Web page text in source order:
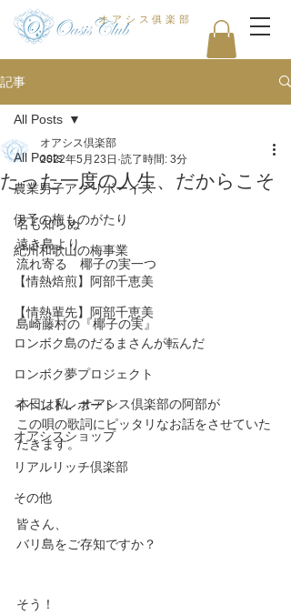
オアシス俱楽部
記事
All Posts
農業男子アグリボーイズ
伊予の梅ものがたり
紀州和歌山の梅事業
【情熱焙煎】阿部千恵美
【情熱輩先】阿部千恵美
ロンボク島のだるまさんが転んだ
ロンボク夢プロジェクト
イベントレポート
オアシスショップ
リアルリッチ倶楽部
その他
All Posts
たった一度の人生、だからこそ
オアシス倶楽部
2022年5月23日 読了時間: 3分
名も知らぬ
遠き島より
流れ寄る　椰子の実一つ
島崎藤村の『椰子の実』
本日は私、オアシス倶楽部の阿部が
この唄の歌詞にピッタリなお話をさせていた
だきます。
皆さん、
バリ島をご存知ですか？
そう！